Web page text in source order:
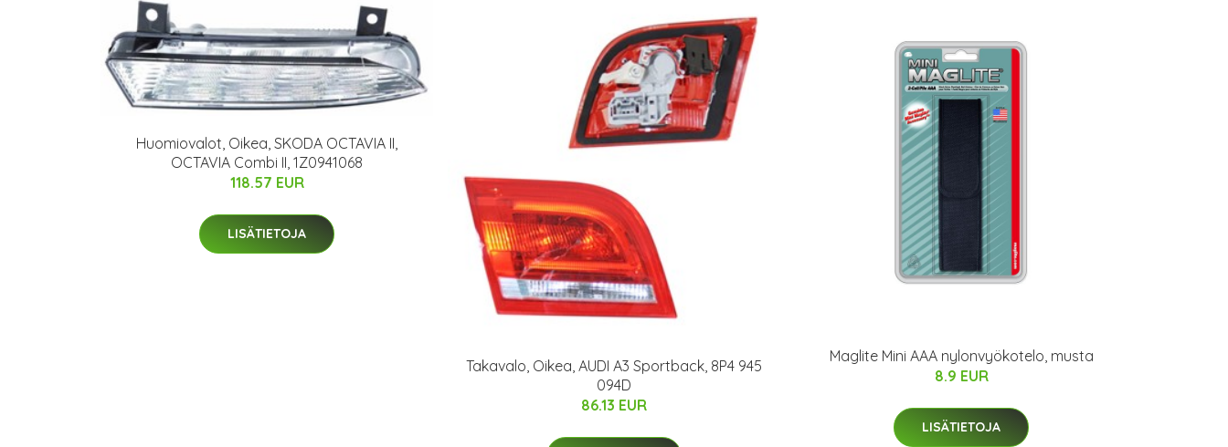
Huomiovalot, Oikea, SKODA OCTAVIA II,
OCTAVIA Combi II, 1Z0941068
118.57 EUR
LISÄTIETOJA
Takavalo, Oikea, AUDI A3 Sportback, 8P4 945
094D
86.13 EUR
Maglite Mini AAA nylonvyökotelo, musta
8.9 EUR
LISÄTIETOJA